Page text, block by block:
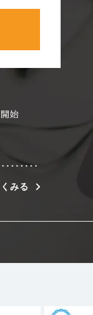
みる